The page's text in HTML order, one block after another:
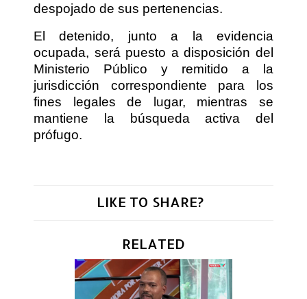
despojado de sus pertenencias.
El detenido, junto a la evidencia
ocupada, será puesto a disposición del
Ministerio Público y remitido a la
jurisdicción correspondiente para los
fines legales de lugar, mientras se
mantiene la búsqueda activa del
prófugo.
LIKE TO SHARE?
RELATED